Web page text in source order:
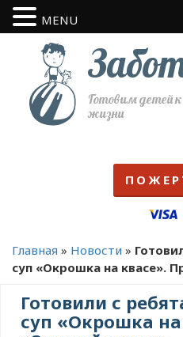
Готовим детей к
жизни
Главная » Новости »
суп «Окрошка на квасе».
Готовили с
суп «Окрошка
MENU